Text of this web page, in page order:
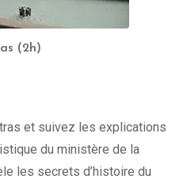
(2h)
et suivez les explications
du ministère de la
les secrets d’histoire du